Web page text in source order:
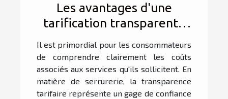
Les avantages d'une
tarification transparente
Il est primordial pour les consommateurs
de comprendre clairement les coûts
associés aux services qu'ils sollicitent. En
matière de serrurerie, la transparence
tarifaire représente un gage de confiance